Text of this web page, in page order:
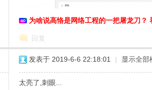
为啥说高恪是网络工程的一把屠龙刀？
回复
发表于 2019-6-6 22:18:01 | 显示全部
太亮了,刺眼...